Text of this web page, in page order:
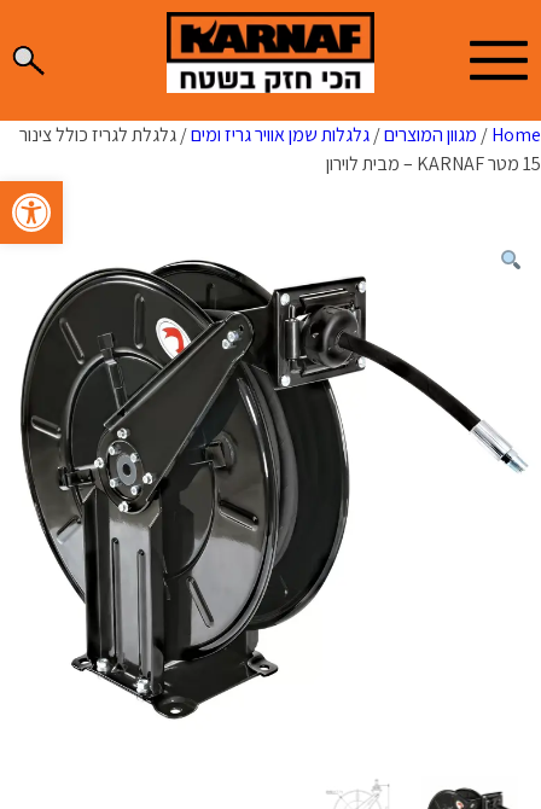
פתח
to
content
Home
/ מגוון המוצרים/גלגלות שמן אוויר גריז ומים/ גלגלת לגריז כולל צינור
15 מטר KARNAF – מבית לוירון